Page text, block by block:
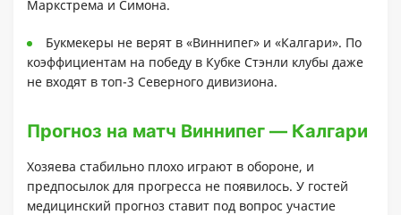
Маркстрема и Симона.
Букмекеры не верят в «Виннипег» и «Калгари». По
коэффициентам на победу в Кубке Стэнли клубы даже
не входят в топ-3 Северного дивизиона.
Прогноз на матч Виннипег — Калгари
Хозяева стабильно плохо играют в обороне, и
предпосылок для прогресса не появилось. У гостей
медицинский прогноз ставит под вопрос участие